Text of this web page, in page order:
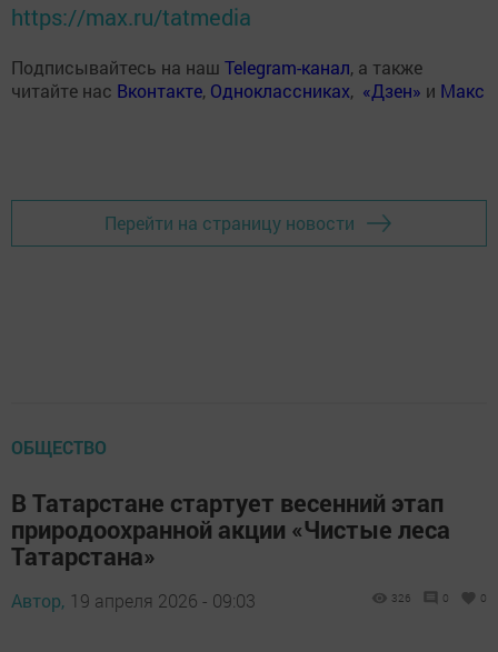
https://max.ru/tatmedia
Подписывайтесь на наш Telegram-канал, а также
читайте нас Вконтакте, Одноклассниках, «Дзен» и Макс
Перейти на страницу новости
ОБЩЕСТВО
В Татарстане стартует весенний этап
природоохранной акции «Чистые леса
Татарстана»
Автор, 19 апреля 2026 - 09:03 326 0 0